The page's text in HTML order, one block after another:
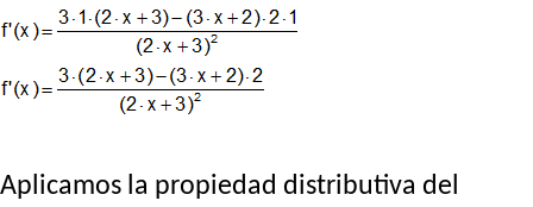
Aplicamos la propiedad distributiva del